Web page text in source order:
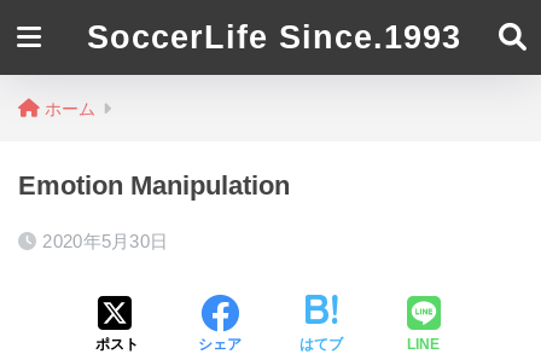
SoccerLife Since.1993
ホーム
Emotion Manipulation
2020年5月30日
ポスト シェア はてブ LINE